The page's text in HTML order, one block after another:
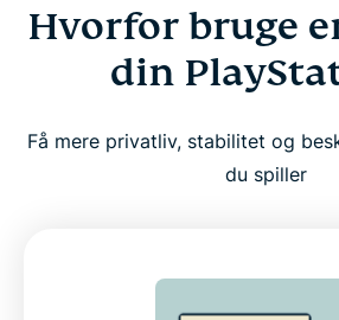
Hvorfor bruge
din
Få mere privatliv, stabilitet og
du spiller